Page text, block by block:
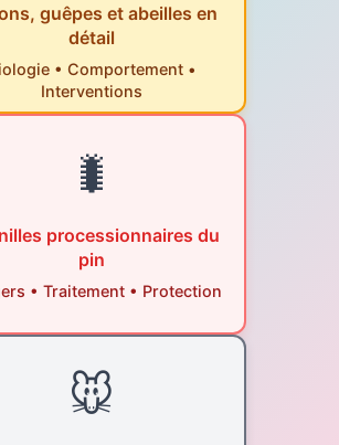
guêpes et abeilles en
détail
• Comportement •
Interventions
🐛
processionnaires du
pin
• Traitement • Protection
🐭